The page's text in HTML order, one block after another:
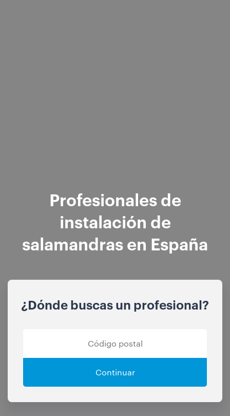
Profesionales de
instalación de
salamandras en España
¿Dónde buscas un profesional?
Continuar